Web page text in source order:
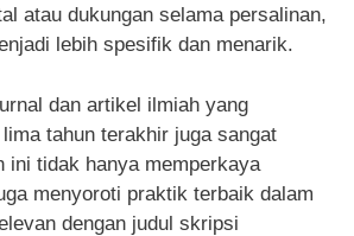
atau dukungan selama persalinan,
lebih spesifik dan menarik.
dan artikel ilmiah yang
tahun terakhir juga sangat
ini tidak hanya memperkaya
menyoroti praktik terbaik dalam
dengan judul skripsi